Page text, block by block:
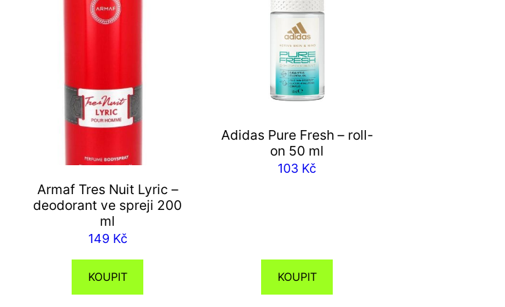
Armaf Tres Nuit Lyric –
deodorant ve spreji 200
ml
149 Kč
KOUPIT
Adidas Pure Fresh – roll-
on 50 ml
103 Kč
KOUPIT